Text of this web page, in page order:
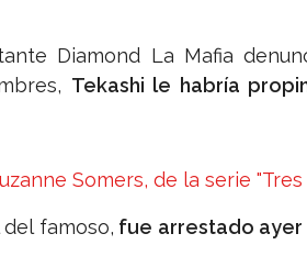
Diamond La Mafia
Tekashi le habría
Somers, de la serie
famoso, fue arrestado ayer